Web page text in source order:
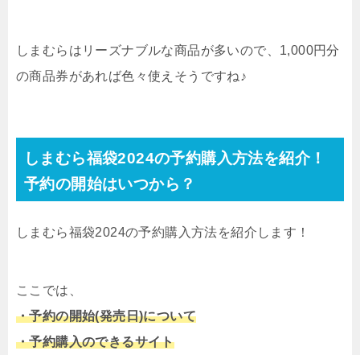
しまむらはリーズナブルな商品が多いので、1,000円分
の商品券があれば色々使えそうですね♪
しまむら福袋2024の予約購入方法を紹介！
予約の開始はいつから？
しまむら福袋2024の予約購入方法を紹介します！
ここでは、
・予約の開始(発売日)について
・予約購入のできるサイト